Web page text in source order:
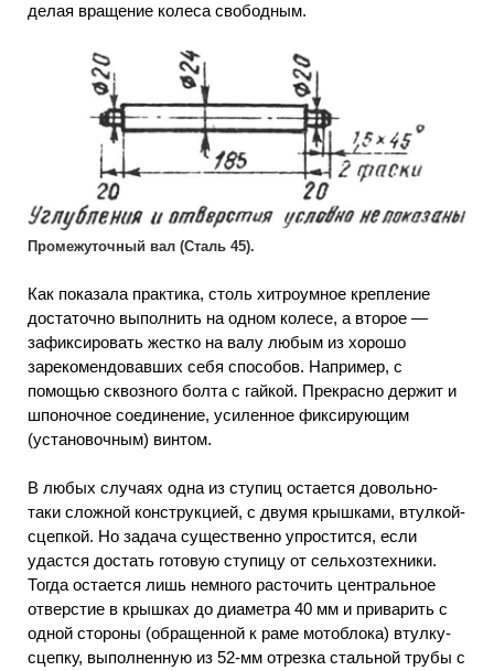
делая вращение колеса свободным.
Промежуточный вал (Сталь 45).
Как показала практика, столь хитроумное крепление
достаточно выполнить на одном колесе, а второе —
зафиксировать жестко на валу любым из хорошо
зарекомендовавших себя способов. Например, с
помощью сквозного болта с гайкой. Прекрасно держит и
шпоночное соединение, усиленное фиксирующим
(установочным) винтом.
В любых случаях одна из ступиц остается довольно-
таки сложной конструкцией, с двумя крышками, втулкой-
сцепкой. Но задача существенно упростится, если
удастся достать готовую ступицу от сельхозтехники.
Тогда остается лишь немного расточить центральное
отверстие в крышках до диаметра 40 мм и приварить с
одной стороны (обращенной к раме мотоблока) втулку-
сцепку, выполненную из 52-мм отрезка стальной трубы с